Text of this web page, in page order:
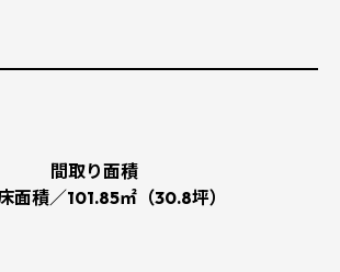
間取り面積
面積／101.85㎡（30.8坪）